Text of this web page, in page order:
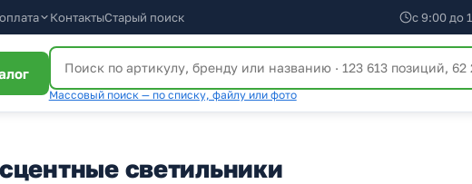
КонтактыСтарый поиск с 9:00 до
Массовый поиск — по списку, файлу или фото
светильники